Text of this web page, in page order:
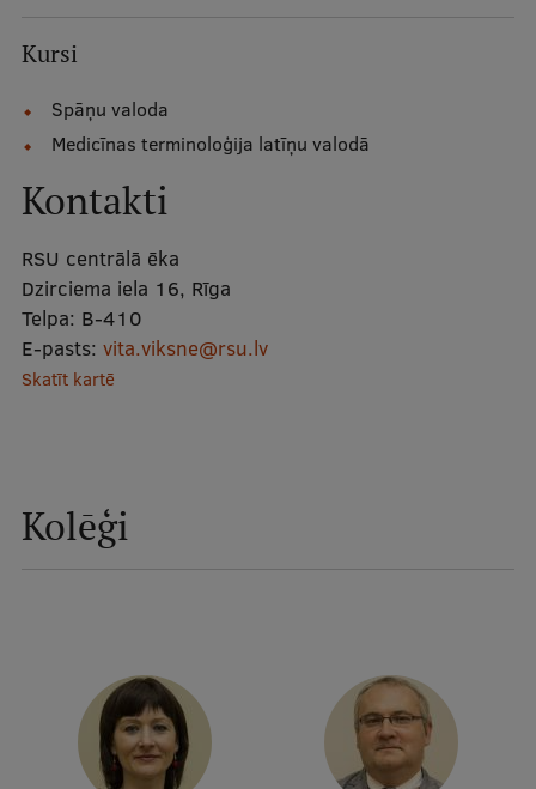
Doktorantūra
Rezidentūra
Uzņemšana
Praktiska informācija
Par RSU
Mūsu cilvēki
Vēsture un tradīcijas
Identitāte
RSU fonds
Kursi
Spāņu valoda
Medicīnas terminoloģija latīņu valodā
Kontakti
RSU centrālā ēka
Dzirciema iela 16, Rīga
Telpa: B-410
E-pasts: vita.viksne@rsu.lv
Skatīt kartē
Kolēģi